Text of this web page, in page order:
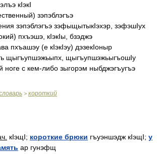
кIэкI
зэпэблэгъэ
зэпэблэгъэ зэфыщытыкIэхэр, зэфэшIух
пхъэшэ, кIэкIы, бзэджэ
пхъашэу (е кIэкIэу) дэзекIоныр
щыгъупшэжьыпх, щыгъупшэжьыгъошIу
ноге с кем-либо зыгорэм ныбджэгъугъэ
> короткий
кIэщI; короткие брюки гъуэншэдж кIэщI; у
ар гунэфщ